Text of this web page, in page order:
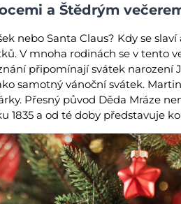
a Štědrým
nebo Santa Claus? Kdy se
V mnoha rodinách se v tento
připomínají svátek narození
samotný vánoční svátek.
Přesný původ Děda Mráze
1835 a od té doby představuje